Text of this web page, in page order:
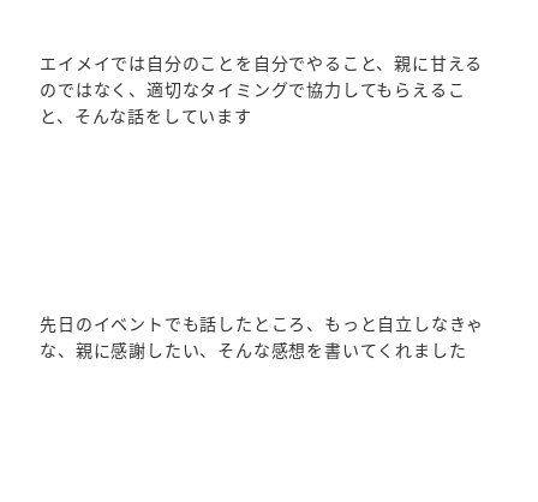
エイメイでは自分のことを自分でやること、親に甘える
のではなく、適切なタイミングで協力してもらえるこ
と、そんな話をしています
先日のイベントでも話したところ、もっと自立しなきゃ
な、親に感謝したい、そんな感想を書いてくれました